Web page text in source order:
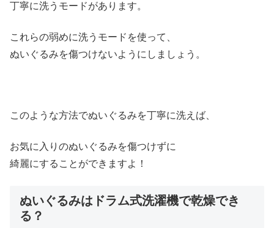
丁寧に洗うモードがあります。
これらの弱めに洗うモードを使って、
ぬいぐるみを傷つけないようにしましょう。
このような方法でぬいぐるみを丁寧に洗えば、
お気に入りのぬいぐるみを傷つけずに
綺麗にすることができますよ！
ぬいぐるみはドラム式洗濯機で乾燥でき
る？